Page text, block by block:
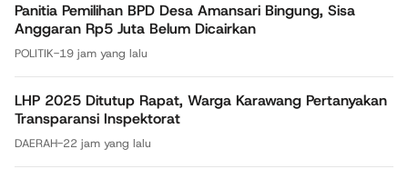
Panitia Pemilihan BPD Desa Amansari Bingung, Sisa
Anggaran Rp5 Juta Belum Dicairkan
POLITIK-19 jam yang lalu
LHP 2025 Ditutup Rapat, Warga Karawang Pertanyakan
Transparansi Inspektorat
DAERAH-22 jam yang lalu